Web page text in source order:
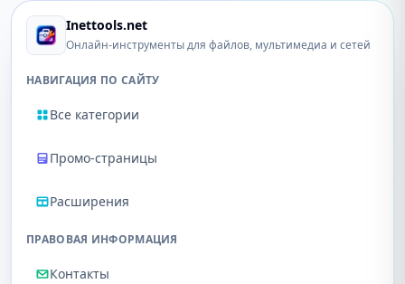
Inettools.net
Онлайн-инструменты для файлов, мультимедиа и сетей
НАВИГАЦИЯ ПО САЙТУ
Все категории
Промо-страницы
Расширения
ПРАВОВАЯ ИНФОРМАЦИЯ
Контакты